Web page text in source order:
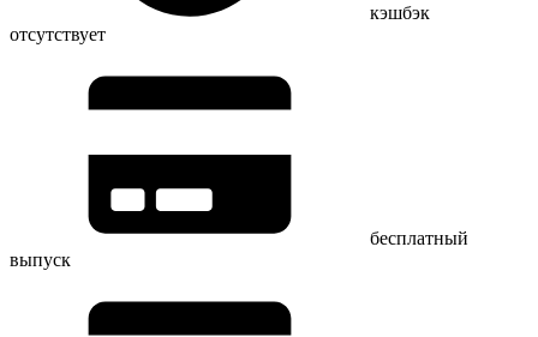
кэшбэк
отсутствует
бесплатный
выпуск